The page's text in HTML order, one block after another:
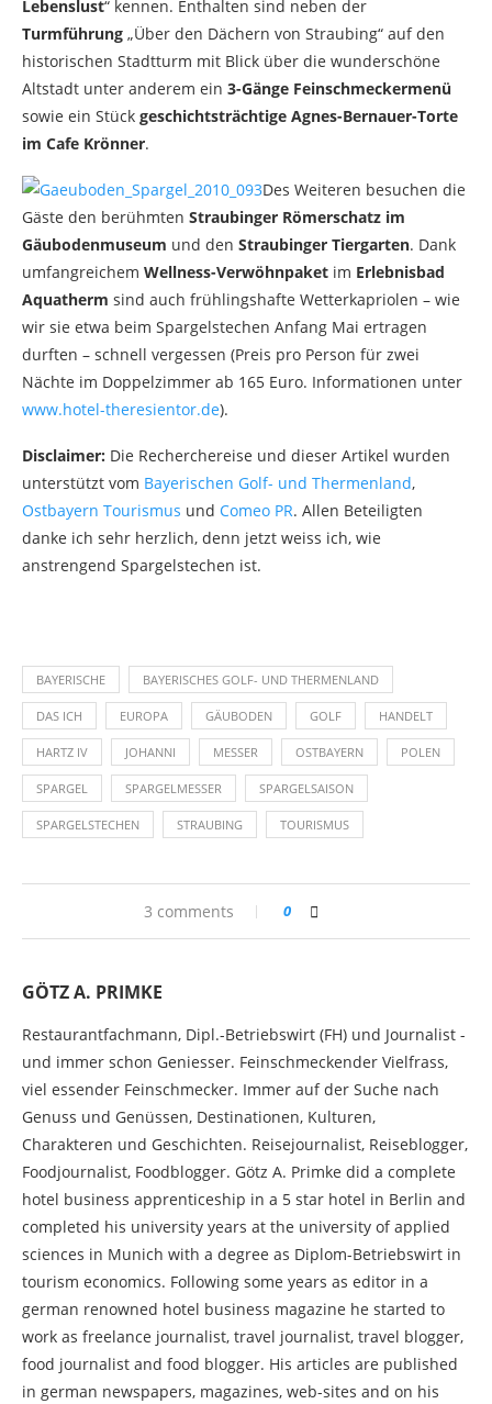
Lebenslust“ kennen. Enthalten sind neben der
Turmführung „Über den Dächern von Straubing“ auf den
historischen Stadtturm mit Blick über die wunderschöne
Altstadt unter anderem ein 3-Gänge Feinschmeckermenü
sowie ein Stück geschichtsträchtige Agnes-Bernauer-Torte
im Cafe Krönner.
Des Weiteren besuchen die
Gäste den berühmten Straubinger Römerschatz im
Gäubodenmuseum und den Straubinger Tiergarten. Dank
umfangreichem Wellness-Verwöhnpaket im Erlebnisbad
Aquatherm sind auch frühlingshafte Wetterkapriolen – wie
wir sie etwa beim Spargelstechen Anfang Mai ertragen
durften – schnell vergessen (Preis pro Person für zwei
Nächte im Doppelzimmer ab 165 Euro. Informationen unter
www.hotel-theresientor.de).
Disclaimer: Die Recherchereise und dieser Artikel wurden
unterstützt vom Bayerischen Golf- und Thermenland,
Ostbayern Tourismus und Comeo PR. Allen Beteiligten
danke ich sehr herzlich, denn jetzt weiss ich, wie
anstrengend Spargelstechen ist.
BAYERISCHE BAYERISCHES GOLF- UND THERMENLAND
DAS ICH EUROPA GÄUBODEN GOLF HANDELT
HARTZ IV JOHANNI MESSER OSTBAYERN POLEN
SPARGEL SPARGELMESSER SPARGELSAISON
SPARGELSTECHEN STRAUBING TOURISMUS
3 comments 0
GÖTZ A. PRIMKE
Restaurantfachmann, Dipl.-Betriebswirt (FH) und Journalist -
und immer schon Geniesser. Feinschmeckender Vielfrass,
viel essender Feinschmecker. Immer auf der Suche nach
Genuss und Genüssen, Destinationen, Kulturen,
Charakteren und Geschichten. Reisejournalist, Reiseblogger,
Foodjournalist, Foodblogger. Götz A. Primke did a complete
hotel business apprenticeship in a 5 star hotel in Berlin and
completed his university years at the university of applied
sciences in Munich with a degree as Diplom-Betriebswirt in
tourism economics. Following some years as editor in a
german renowned hotel business magazine he started to
work as freelance journalist, travel journalist, travel blogger,
food journalist and food blogger. His articles are published
in german newspapers, magazines, web-sites and on his